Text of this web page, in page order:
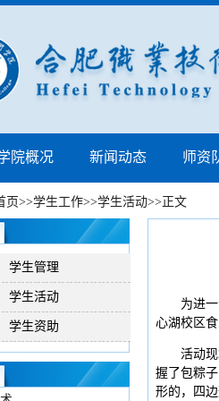
院概况 新闻动态 师资
页>>学生工作>>学生活动>> 正文
学生管理
学生活动
学生资助
为进
心湖校区
活动
握了包粽
形的，四